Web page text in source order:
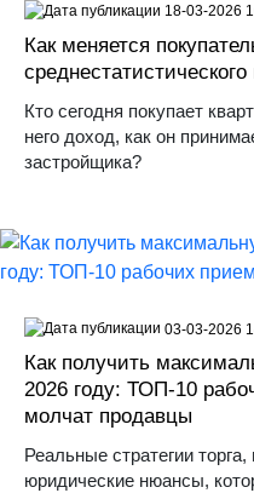
Как меняется
Кто сегодня покупает
него доход, как он
застройщика?
18-03-2026
Как получить
2026 году: ТОП-10
молчат продавцы
Реальные стратегии
юридические нюансы,
03-03-2026